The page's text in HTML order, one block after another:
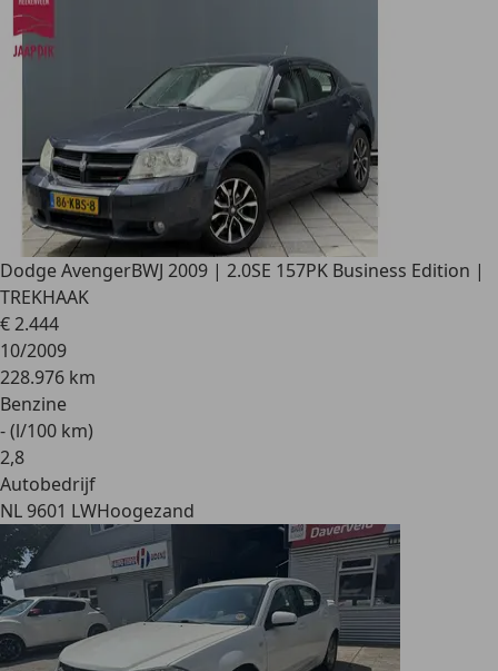
Dodge AvengerBWJ 2009 | 2.0SE 157PK Business Edition |
TREKHAAK
€ 2.444
10/2009
228.976 km
Benzine
- (l/100 km)
2,8
Autobedrijf
NL 9601 LWHoogezand